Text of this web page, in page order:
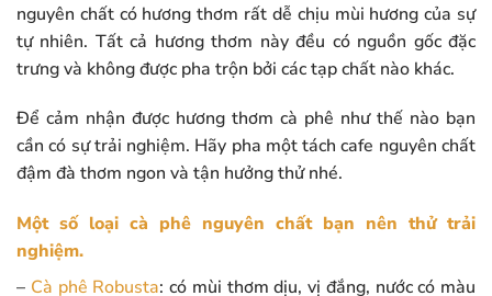
nguyên chất có hương thơm rất dễ chịu mùi hương của sự
tự nhiên. Tất cả hương thơm này đều có nguồn gốc đặc
trưng và không được pha trộn bởi các tạp chất nào khác.
Để cảm nhận được hương thơm cà phê như thế nào bạn
cần có sự trải nghiệm. Hãy pha một tách cafe nguyên chất
đậm đà thơm ngon và tận hưởng thử nhé.
Một số loại cà phê nguyên chất bạn nên thử trải
nghiệm.
– Cà phê Robusta: có mùi thơm dịu, vị đắng, nước có màu